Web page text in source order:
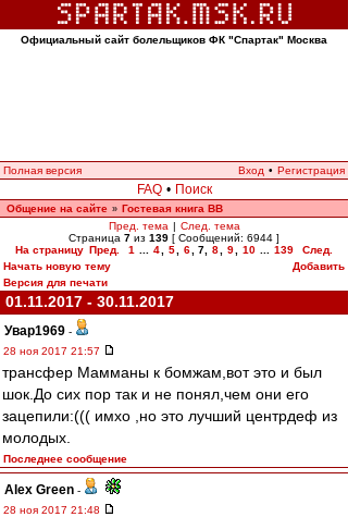
Официальный сайт болельщиков ФК "Спартак" Москва
Полная версия Вход • Регистрация
FAQ • Поиск
Общение на сайте » Гостевая книга ВВ
Пред. тема | След. тема
Страница 7 из 139 [ Сообщений: 6944 ]
На страницу Пред. 1 4 5 6 7 8 9 10 139
След.
Начать новую тему
Добавить
Версия для печати
01.11.2017 - 30.11.2017
Увар1969 -
28 ноя 2017 21:57
трансфер Мамманы к бомжам,вот это и был
шок.До сих пор так и не понял,чем они его
зацепили:((( имхо ,но это лучший центрдеф из
молодых.
Последнее сообщение
Alex Green -
28 ноя 2017 21:48